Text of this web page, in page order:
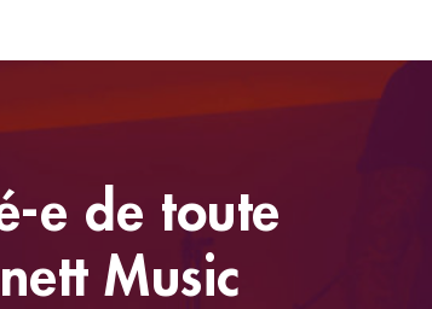
e de toute
Music